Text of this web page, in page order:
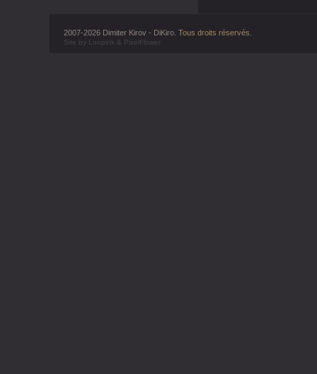
2007-2026 Dimiter Kirov - DiKiro. Tous droits réservés
Site by Loopink & PixelFlower